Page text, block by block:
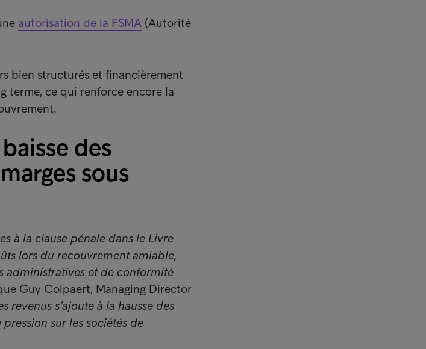
autorisation de la FSMA (Autorité
bien structurés et financièrement
terme, ce qui renforce encore la
des
sous
à la clause pénale dans le Livre
lors du recouvrement amiable,
administratives et de conformité
Guy Colpaert, Managing Director
revenus s’ajoute à la hausse des
sur les sociétés de